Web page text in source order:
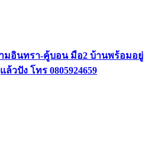
มอินทรา-คู้บอน มือ2 บ้านพร้อมอยู่
วปัง โทร 0805924659